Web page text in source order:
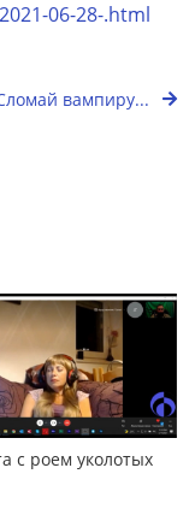
06-28-.html
вампиру...
с роем уколотых